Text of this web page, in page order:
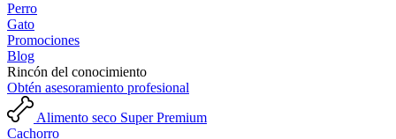
Perro
Gato
Promociones
Blog
Rincón del conocimiento
Obtén asesoramiento profesional
Alimento seco Super Premium
Cachorro